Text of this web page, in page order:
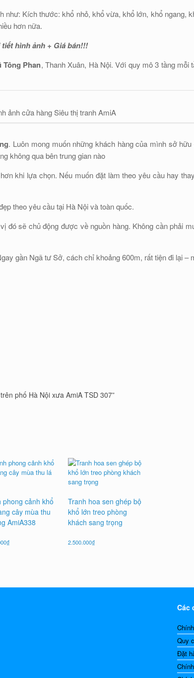
Kích thước: khổ nhỏ, khổ vừa, khổ lớn, khổ ngang,
hơn nữa.
tiết hình ảnh + Giá bán!!!
Phan, Thanh Xuân, Hà Nội. Với quy mô 3 tầng
ảnh cửa hàng Siêu thị tranh AmiA
. Luôn mong muốn những khách hàng của mình sở
không qua bên trung gian nào
khi lựa chọn. Nếu muốn đặt làm theo yêu cầu hay
theo yêu cầu tại Hà Nội và toàn quốc.
đó sẽ chủ động được về nguồn hàng. Không cần phải
gần Ngã tư Sở, cách chỉ khoảng 600m, rất tiện đi lại –
phố Hà Nội xưa AmiA TSD 307”
phong cảnh khổ
cây mùa thu
AmiA338
₫
Tranh hoa sen ghép bộ
khổ lớn treo phòng
khách sang trọng
2.500.000₫
Các
Quy
Đặt